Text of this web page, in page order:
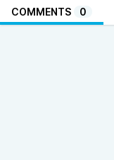
COMMENTS 0